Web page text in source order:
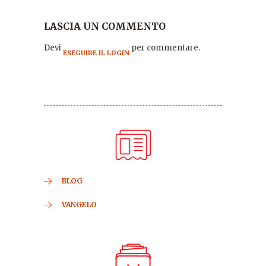
LASCIA UN COMMENTO
Devi ESEGUIRE IL LOGIN per commentare.
BLOG
VANGELO